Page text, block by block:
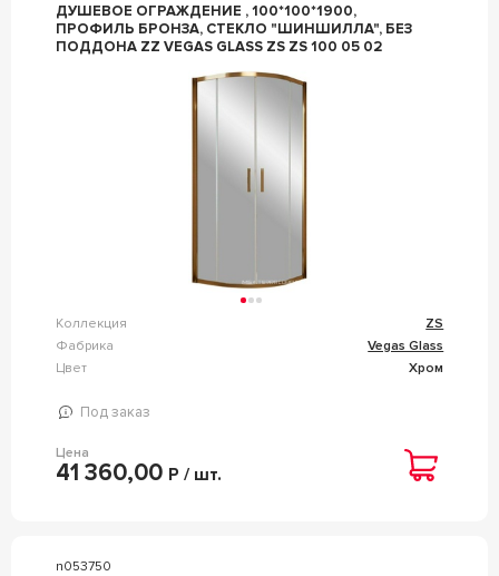
ДУШЕВОЕ ОГРАЖДЕНИЕ , 100*100*1900,
ПРОФИЛЬ БРОНЗА, СТЕКЛО "ШИНШИЛЛА", БЕЗ
ПОДДОНА ZZ VEGAS GLASS ZS ZS 100 05 02
Коллекция
ZS
Фабрика
Vegas Glass
Цвет
Хром
Под заказ
Цена
41 360,00 Р / шт.
n053750